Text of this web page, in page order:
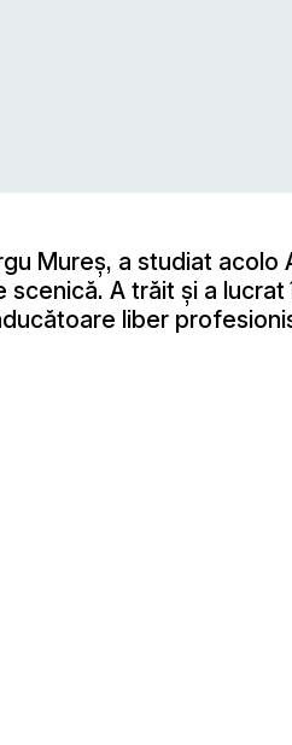
Mureş, a studiat acolo
A trăit şi a lucrat
liber